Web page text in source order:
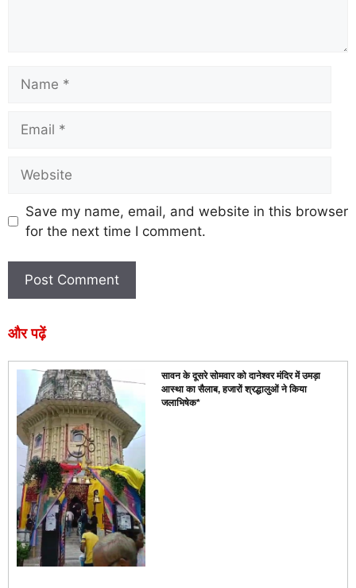
Save my name, email, and website in this browser
for the next time I comment.
और पढ़ें
सावन के दूसरे सोमवार को दानेश्वर मंदिर में उमड़ा
आस्था का सैलाब, हजारों श्रद्धालुओं ने किया
जलाभिषेक*